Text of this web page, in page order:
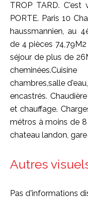
TROP TARD. C'est
PORTE. Paris 10
haussmannien, au
de 4 pièces
séjour de plus de
chambres,salle
encastrés.
et chauffage.
métros à moins de
chateau landon,
Autres
Pas d'informations